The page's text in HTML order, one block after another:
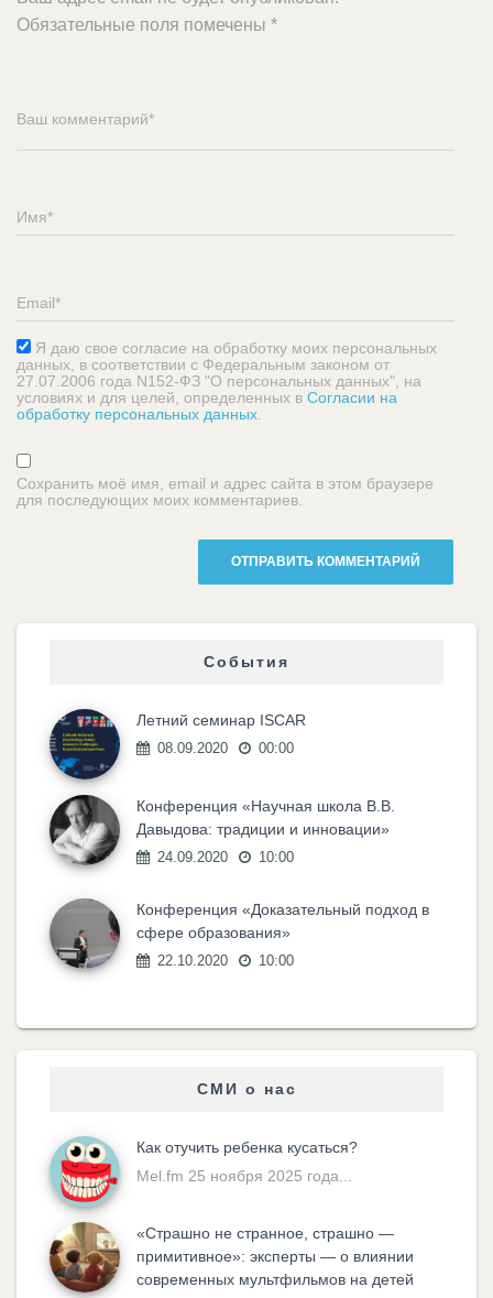
Обязательные поля помечены *
Я даю свое согласие на обработку моих персональных
данных, в соответствии с Федеральным законом от
27.07.2006 года N152-ФЗ "О персональных данных", на
условиях и для целей, определенных в Согласии на
обработку персональных данных.
Сохранить моё имя, email и адрес сайта в этом браузере
для последующих моих комментариев.
События
Летний семинар ISCAR
08.09.2020 00:00
Конференция «Научная школа В.В.
Давыдова: традиции и инновации»
24.09.2020 10:00
Конференция «Доказательный подход в
сфере образования»
22.10.2020 10:00
СМИ о нас
Как отучить ребенка кусаться?
Mel.fm 25 ноября 2025 года...
«Cтрашно не странное, страшно —
примитивное»: эксперты — о влиянии
современных мультфильмов на детей